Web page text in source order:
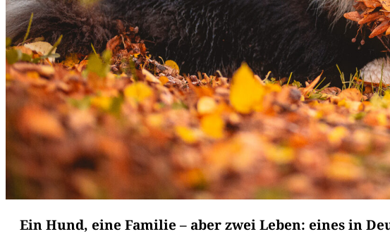
Ein Hund, eine Familie – aber zwei Leben: eines in